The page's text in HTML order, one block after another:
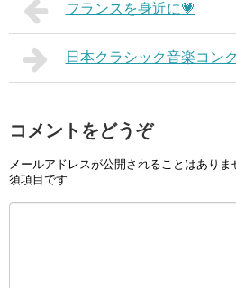
フランスを身近に💗
日本クラシック音楽コン
コメントをどうぞ
メールアドレスが公開されることはありま
須項目です